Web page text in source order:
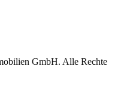
GmbH. Alle Rechte